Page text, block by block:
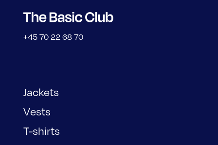
+45 70 22 68 70
Jackets
Vests
T-shirts